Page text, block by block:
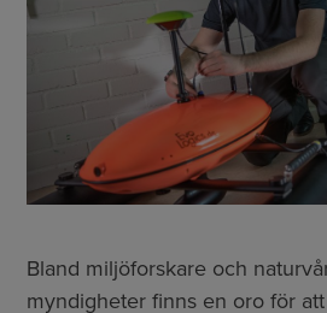
Bland miljöforskare och
myndigheter finns en oro för